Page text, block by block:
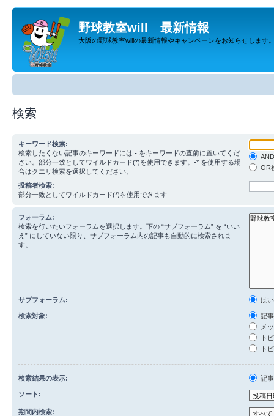
野球教室will 最新情報
大阪の野球教室willの最新情報やキャンペーンをお知らせします
検索
キーワード検索:
検索したくない記事のキーワードには - をキーワードの直前に置いてくだ
さい。部分一致としてワイルドカード(*)を使用できます。-* を使用する場
合はクエリ検索を選択してください。
OR
投稿者検索:
部分一致としてワイルドカード(*)を使用できます
フォーラム:
検索を行いたいフォーラムを選択します。下の “サブフォーラム” を “いい
え” にしていない限り、サブフォーラム内の記事も自動的に検索されま
す。
サブフォーラム: はい
検索対象:
記
メ
ト
ト
検索結果の表示: 記事
ソート:
期間内検索: